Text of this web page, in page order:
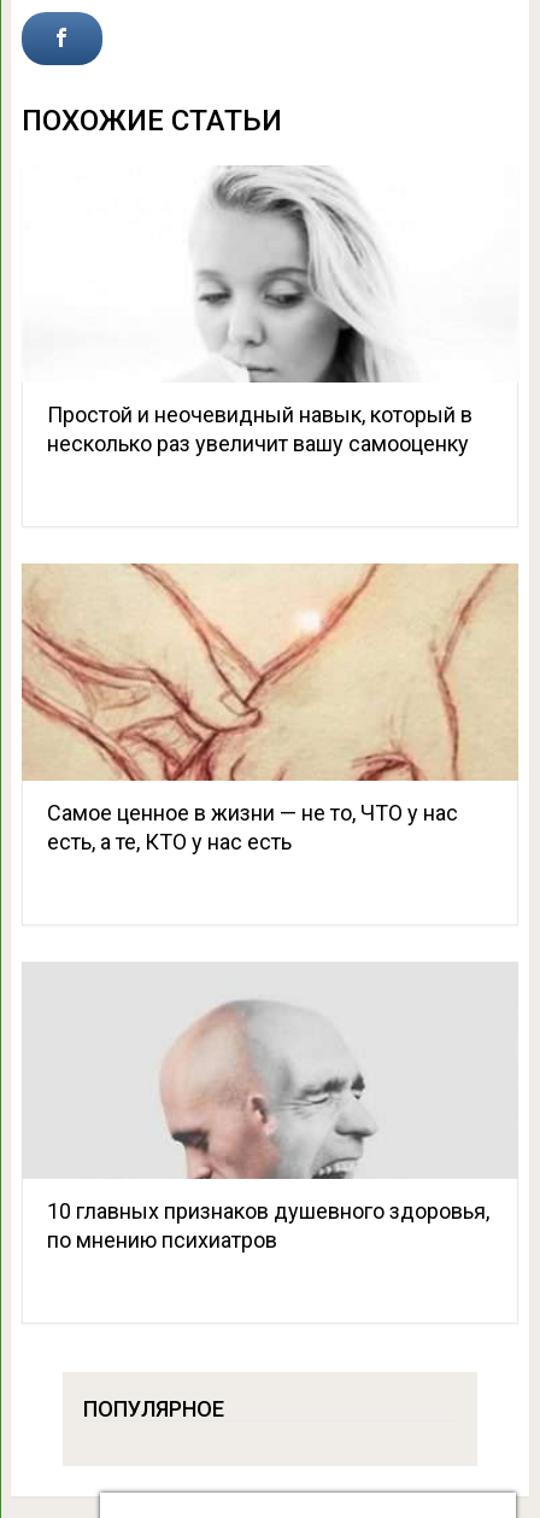
ПОХОЖИЕ СТАТЬИ
Простой и неочевидный навык, который в
несколько раз увеличит вашу самооценку
Самое ценное в жизни — не то, ЧТО у нас
есть, а те, КТО у нас есть
10 главных признаков душевного здоровья,
по мнению психиатров
ПОПУЛЯРНОЕ